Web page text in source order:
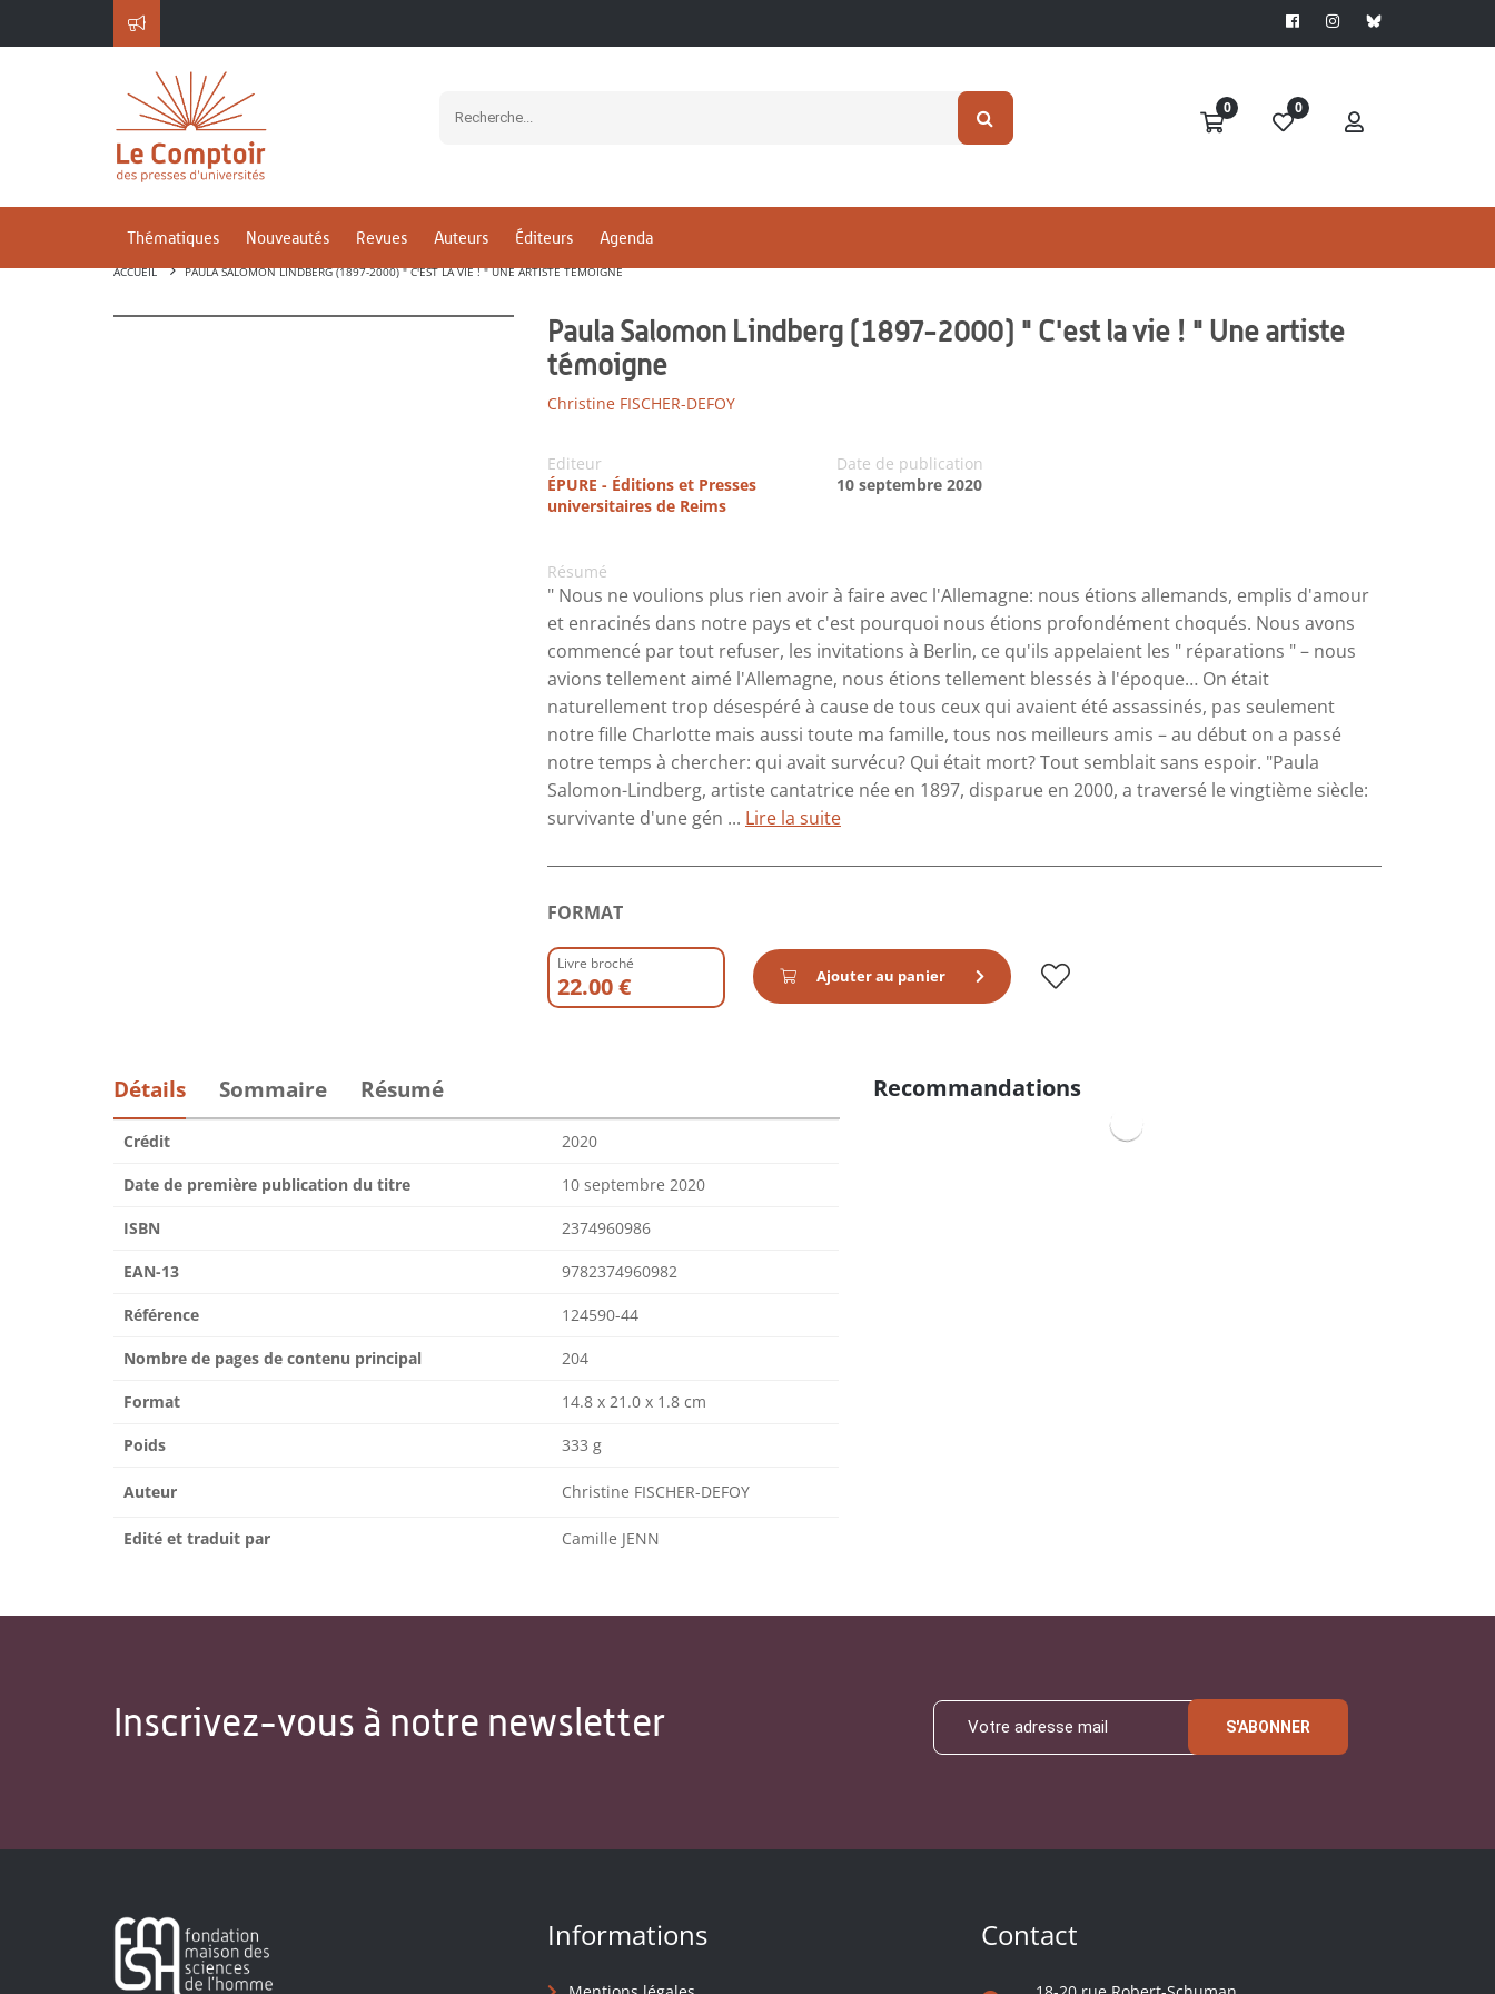
0 0
Thématiques Nouveautés Revues Auteurs Éditeurs Agenda
ACCUEIL PAULA SALOMON LINDBERG (1897-2000) " C'EST LA VIE ! " UNE ARTISTE TÉMOIGNE
Paula Salomon Lindberg (1897-2000) " C'est la vie ! " Une artiste
témoigne
Christine FISCHER-DEFOY
Editeur
ÉPURE - Éditions et Presses
universitaires de Reims
Date de publication
10 septembre 2020
Résumé
" Nous ne voulions plus rien avoir à faire avec l'Allemagne: nous étions allemands, emplis d'amour
et enracinés dans notre pays et c'est pourquoi nous étions profondément choqués. Nous avons
commencé par tout refuser, les invitations à Berlin, ce qu'ils appelaient les " réparations " – nous
avions tellement aimé l'Allemagne, nous étions tellement blessés à l'époque… On était
naturellement trop désespéré à cause de tous ceux qui avaient été assassinés, pas seulement
notre fille Charlotte mais aussi toute ma famille, tous nos meilleurs amis – au début on a passé
notre temps à chercher: qui avait survécu? Qui était mort? Tout semblait sans espoir. "Paula
Salomon-Lindberg, artiste cantatrice née en 1897, disparue en 2000, a traversé le vingtième siècle:
survivante d'une gén ... Lire la suite
FORMAT
Livre broché
22.00 € Ajouter au panier
Détails Sommaire Résumé
Crédit 2020
Date de première publication du titre 10 septembre 2020
ISBN 2374960986
EAN-13 9782374960982
Référence 124590-44
Nombre de pages de contenu principal 204
Format 14.8 x 21.0 x 1.8 cm
Poids 333 g
Auteur Christine FISCHER-DEFOY
Edité et traduit par Camille JENN
Recommandations
Inscrivez-vous à notre newsletter S'ABONNER
Informations Contact